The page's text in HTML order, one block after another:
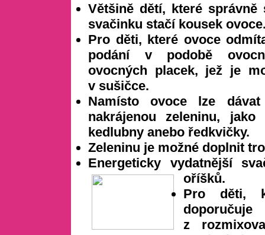
Většině dětí, které
svačinku stačí kousek
Pro děti, které ovoce
podání v podobě
ovocných placek, jež je
v sušičce.
Namísto ovoce lze
nakrájenou zeleninu,
kedlubny anebo ředkvičky.
Zeleninu je možné doplnit
Energeticky vydatnější
oříšků.
Pro děti,
z